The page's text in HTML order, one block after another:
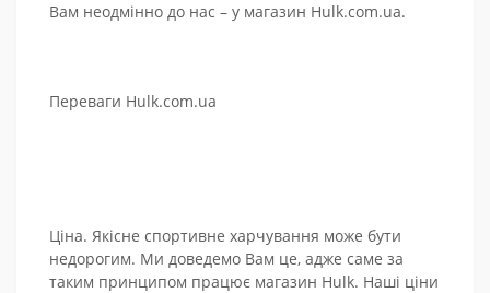
Вам неодмінно до нас – у магазин Hulk.com.ua.
Переваги Hulk.com.ua
Ціна. Якісне спортивне харчування може бути
недорогим. Ми доведемо Вам це, адже саме за
таким принципом працює магазин Hulk. Наші ціни